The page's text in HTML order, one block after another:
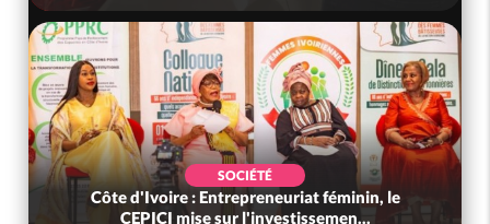
SOCIÉTÉ
Côte d'Ivoire : Entrepreneuriat féminin, le
CEPICI mise sur l'investissemen...